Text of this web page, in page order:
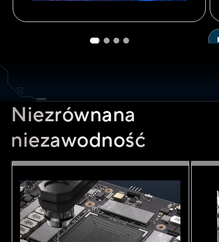
Niezrównana
niezawodność
Zbliżenie na element zabezpieczający GPU Guard i wspornik,